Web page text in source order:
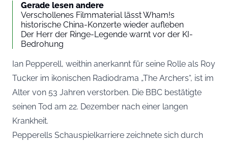
Gerade lesen andere
Verschollenes Filmmaterial lässt Wham!s
historische China-Konzerte wieder aufleben
Der Herr der Ringe-Legende warnt vor der KI-
Bedrohung
Ian Pepperell, weithin anerkannt für seine Rolle als Roy
Tucker im ikonischen Radiodrama „The Archers“, ist im
Alter von 53 Jahren verstorben. Die BBC bestätigte
seinen Tod am 22. Dezember nach einer langen
Krankheit.
Pepperells Schauspielkarriere zeichnete sich durch